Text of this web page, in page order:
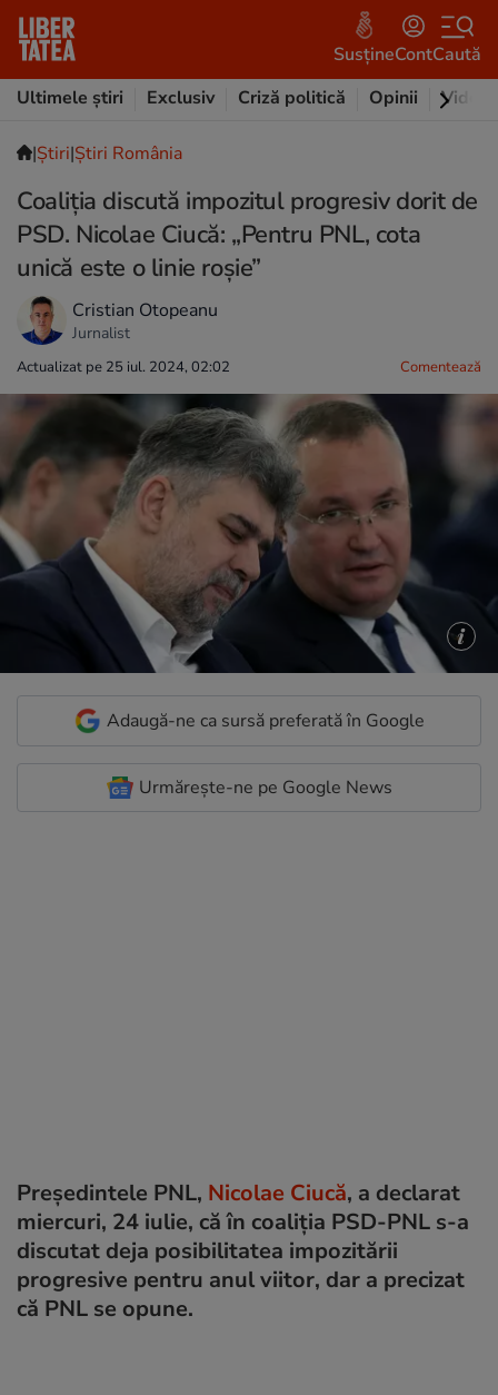
SusțineContCaută
Ultimele știri
Exclusiv Criză politică Opinii Video
|Ştiri|Știri România
Coaliția discută impozitul progresiv dorit de
PSD. Nicolae Ciucă: „Pentru PNL, cota
unică este o linie roșie”
Cristian Otopeanu
Jurnalist
Actualizat pe 25 iul. 2024, 02:02 Comentează
Adaugă-ne ca sursă preferată în Google
Urmărește-ne pe Google News
Preşedintele PNL, Nicolae Ciucă, a declarat
miercuri, 24 iulie, că în coaliția PSD-PNL s-a
discutat deja posibilitatea impozitării
progresive pentru anul viitor, dar a precizat
că PNL se opune.